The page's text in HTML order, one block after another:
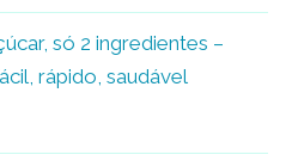
só 2 ingredientes –
rápido, saudável